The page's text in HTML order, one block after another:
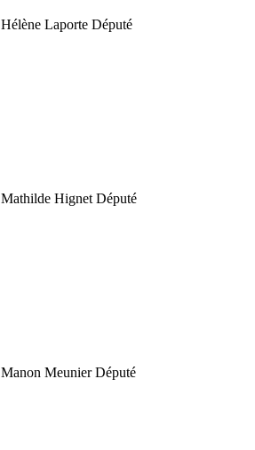
Hélène Laporte Député
Mathilde Hignet Député
Manon Meunier Député